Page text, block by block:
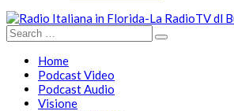
Home
Podcast Video
Podcast Audio
Visione